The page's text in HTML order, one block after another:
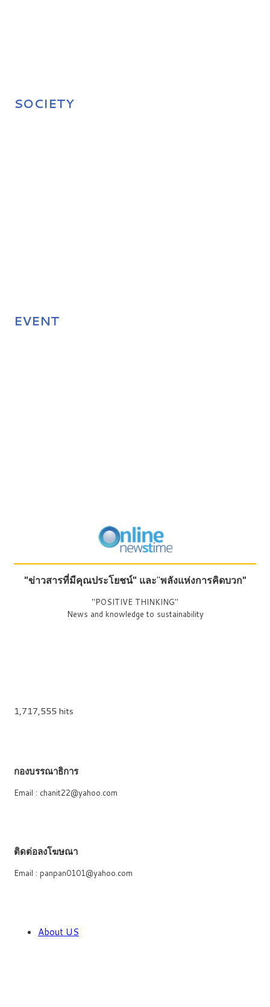
SOCIETY
EVENT
"ข่าวสารที่มีคุณประโยชน์" และ"พลังแห่งการคิดบวก"
"POSITIVE THINKING"
News and knowledge to sustainability
1,717,555 hits
กองบรรณาธิการ
Email : chanit22@yahoo.com
ติดต่อลงโฆษณา
Email : panpan0101@yahoo.com
About US